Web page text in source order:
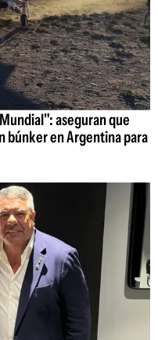
aseguran que
búnker en Argentina para